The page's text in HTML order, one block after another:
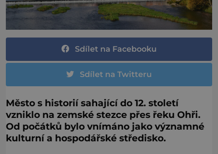
Sdílet na Facebooku
Sdílet na Twitteru
Město s historií sahající do 12. století
vzniklo na zemské stezce přes řeku Ohři.
Od počátků bylo vnímáno jako významné
kulturní a hospodářské středisko.